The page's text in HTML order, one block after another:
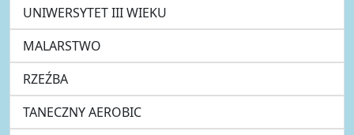
UNIWERSYTET III WIEKU
MALARSTWO
RZEŹBA
TANECZNY AEROBIC